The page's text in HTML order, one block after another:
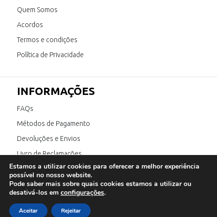
Quem Somos
Acordos
Termos e condições
Política de Privacidade
INFORMAÇÕES
FAQs
Métodos de Pagamento
Devoluções e Envios
Livro de Reclamações
Canal de Denúncia
SIGA-NOS
Estamos a utilizar cookies para oferecer a melhor experiência
possível no nosso website.
Pode saber mais sobre quais cookies estamos a utilizar ou
desativá-los em configurações.
Aceitar Rejeitar